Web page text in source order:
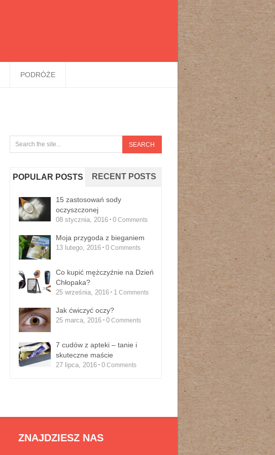
PODRÓŻE
POPULAR POSTS RECENT POSTS
15 zastosowań sody
oczyszczonej
08 stycznia, 2016 0Comments
Moja przygoda z bieganiem
13 lutego, 2016 0Comments
Co kupić mężczyźnie na Dzień
Chłopaka?
25 września, 2016 1Comments
Jak ćwiczyć oczy?
25 marca, 2016 0Comments
7 cudów z apteki – tanie i
skuteczne maście
27 lipca, 2016 0Comments
ZNAJDZIESZ NAS